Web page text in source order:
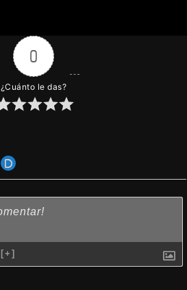
0
¿Cuánto le das?
[+]